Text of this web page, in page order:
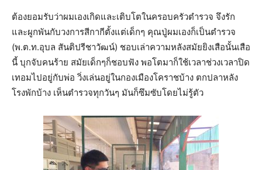
ต้องยอมรับว่าผมเองเกิดและเติบโตในครอบครัวตำรวจ จึงรัก
และผูกพันกับวงการสีกากีตั้งแต่เด็กๆ คุณปู่ผมเองก็เป็นตำรวจ
(พ.ต.ท.อุบล สันติปรีชาวัฒน์) ชอบเล่าความหลังสมัยยิงเสือนั้นเสือ
นี้ บุกจับคนร้าย สมัยเด็กๆก็ชอบฟัง พอโตมาก็ใช้เวลาช่วงเวลาปิด
เทอมไปอยู่กับพ่อ วิ่งเล่นอยู่ในกองเมืองโคราชบ้าง ตกปลาหลัง
โรงพักบ้าง เห็นตำรวจทุกวันๆ มันก็ซึมซับโดยไม่รู้ตัว